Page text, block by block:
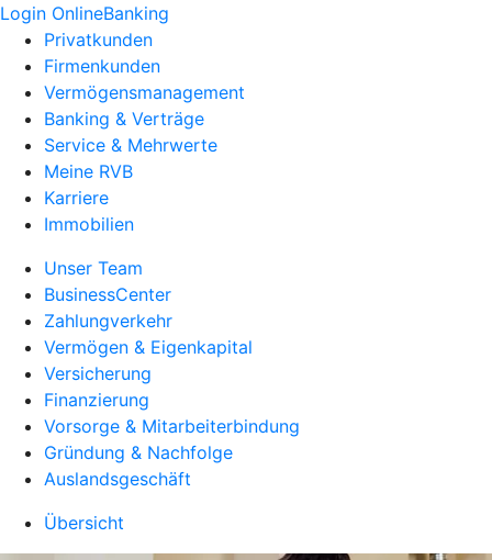
Login OnlineBanking
Privatkunden
Firmenkunden
Vermögensmanagement
Banking & Verträge
Service & Mehrwerte
Meine RVB
Karriere
Immobilien
Unser Team
BusinessCenter
Zahlungverkehr
Vermögen & Eigenkapital
Versicherung
Finanzierung
Vorsorge & Mitarbeiterbindung
Gründung & Nachfolge
Auslandsgeschäft
Übersicht